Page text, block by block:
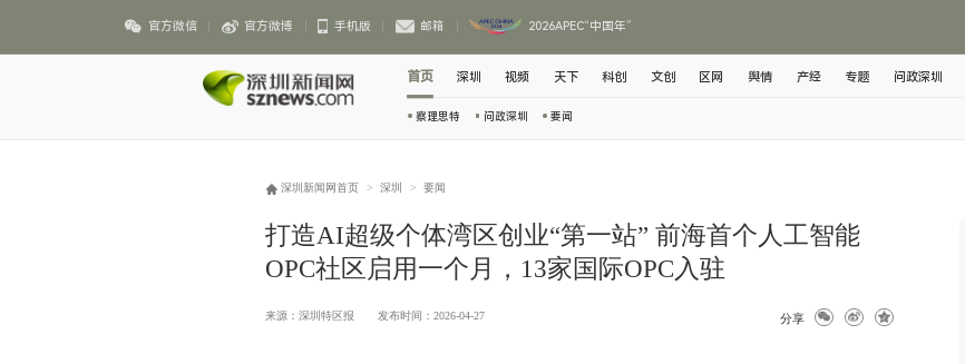
官方微信 官方微博 手机版 邮箱 2026APEC“中国年”
首页
察理思特 问政深圳 要闻
深圳 视频 天下 科创 文创 区网 舆情 产经 专题 问政深圳
深圳新闻网首页 > 深圳 > 要闻
打造AI超级个体湾区创业“第一站” 前海首个人工智能
OPC社区启用一个月，13家国际OPC入驻
来源：深圳特区报 发布时间：2026-04-27 分享